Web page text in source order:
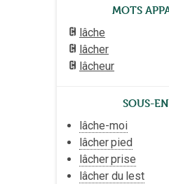
Mots
lâche
lâcher
lâcheur
Sous-
lâche-moi
lâcherpied
lâcherprise
lâcher du lest